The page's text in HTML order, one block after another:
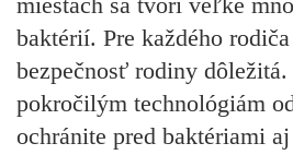
baktérií. Pre každého
bezpečnosť rodiny
pokročilým technológiám
ochránite pred baktériami